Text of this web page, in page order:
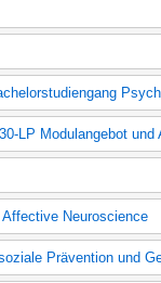
LP Modulangebot und
Studienordnung)
und
und
Neuroscience
(SCAN)
(SCAN)
Prävention und